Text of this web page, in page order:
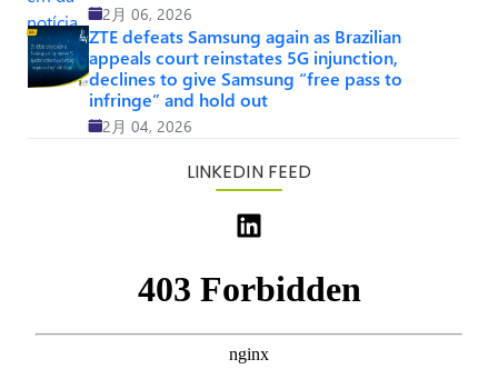
2月 06, 2026
ZTE defeats Samsung again as Brazilian
appeals court reinstates 5G injunction,
declines to give Samsung “free pass to
infringe” and hold out
2月 04, 2026
LINKEDIN FEED